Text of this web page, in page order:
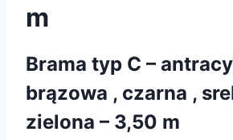
m
Brama typ C –
brązowa , czarna ,
zielona – 3,50 m